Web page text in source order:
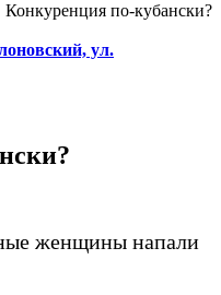
по-кубански?
ул.
женщины напали